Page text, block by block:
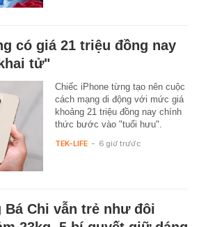
có giá 21 triệu đồng nay
tử"
Chiếc iPhone từng tạo nên cuộc
cách mạng di động với mức giá
khoảng 21 triệu đồng nay chính
thức bước vào "tuổi hưu".
TEK-LIFE - 6 giờ trước
Chi vẫn trẻ như đôi